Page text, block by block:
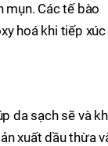
mụn. Các tế bào
hoá khi tiếp
da sạch sẽ và
xuất dầu thừa